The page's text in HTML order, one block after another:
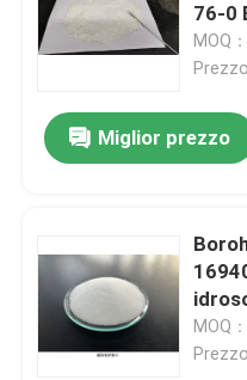
Video
Giro della fabbrica
Controllo di qualità
Contattici
76-0
volatili
MOQ
Miglior prezzo
MOQ